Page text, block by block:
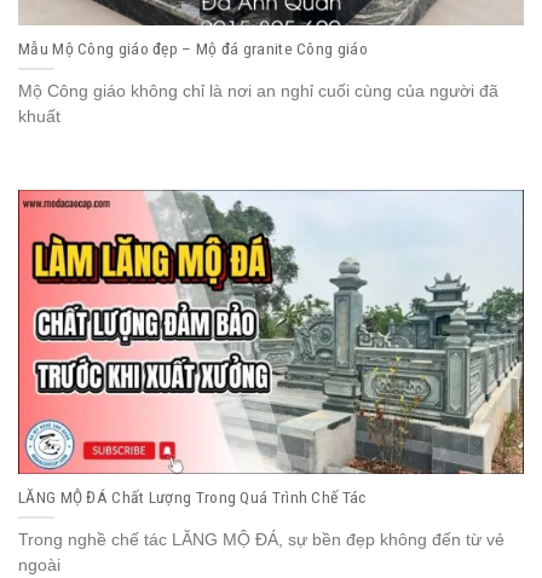
Mẫu Mộ Công giáo đẹp – Mộ đá granite Công giáo
Mộ Công giáo không chỉ là nơi an nghỉ cuối cùng của người đã
khuất
LĂNG MỘ ĐÁ Chất Lượng Trong Quá Trình Chế Tác
Trong nghề chế tác LĂNG MỘ ĐÁ, sự bền đẹp không đến từ vẻ
ngoài